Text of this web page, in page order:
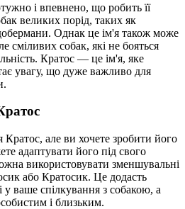
і впевнено, що робить її
великих порід, таких як
Однак це ім'я також може
сміливих собак, які не бояться
Кратос — це ім'я, яке
увагу, що дуже важливо для
але ви хочете зробити його
адаптувати його під свого
використовувати зменшувальні
або Кратосик. Це додасть
у ваше спілкування з собакою, а
і близьким.